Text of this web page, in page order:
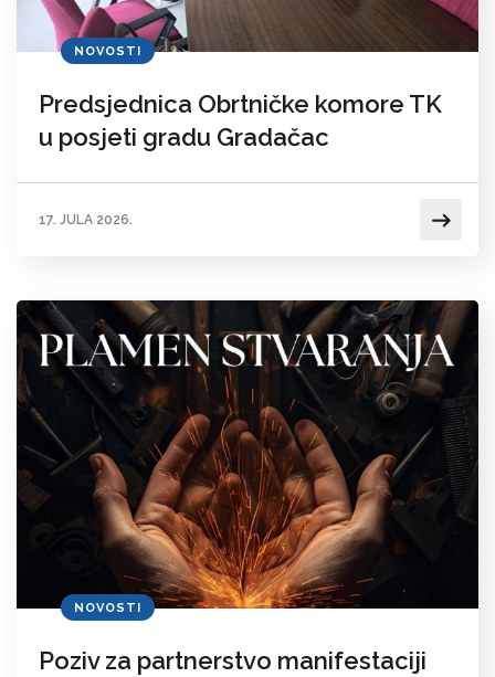
NOVOSTI
Predsjednica Obrtničke komore TK
u posjeti gradu Gradačac
17. JULA 2026.
NOVOSTI
Poziv za partnerstvo manifestaciji